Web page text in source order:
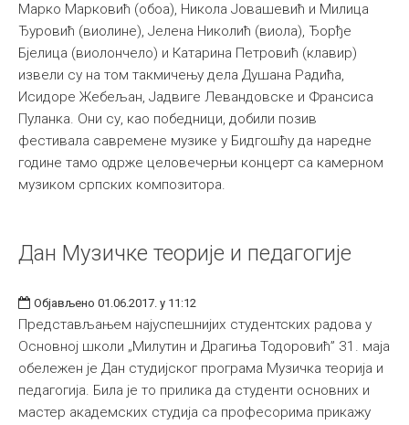
Марко Марковић (обоа), Никола Јовашевић и Милица
Ђуровић (виолине), Јелена Николић (виола), Ђорђе
Бјелица (виолончело) и Катарина Петровић (клавир)
извели су на том такмичењу дела Душана Радића,
Исидоре Жебељан, Јадвиге Левандовске и Франсиса
Пуланка. Они су, као победници, добили позив
фестивала савремене музике у Бидгошћу да наредне
године тамо одрже целовечерњи концерт са камерном
музиком српских композитора.
Дан Музичке теорије и педагогије
Објављено 01.06.2017. у 11:12
Представљањем најуспешнијих студентских радова у
Основној школи „Милутин и Драгиња Тодоровић” 31. маја
обележен је Дан студијског програма Музичка теорија и
педагогија. Била је то прилика да студенти основних и
мастер академских студија са професорима прикажу